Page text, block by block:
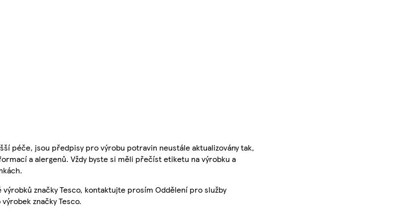
péče, jsou předpisy pro výrobu potravin neustále aktualizovány tak,
a alergenů. Vždy byste si měli přečíst etiketu na výrobku a
značky Tesco, kontaktujte prosím Oddělení pro služby
značky Tesco.